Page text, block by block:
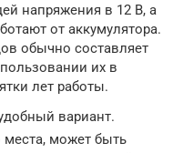
напряжения в 12 В, а
от аккумулятора.
обычно составляет
их в
лет работы.
вариант.
может быть